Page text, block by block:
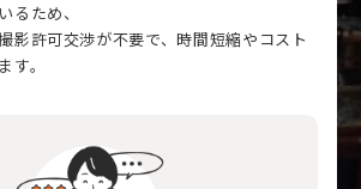
るため、
影許可交渉が不要で、時間短縮やコスト
す。